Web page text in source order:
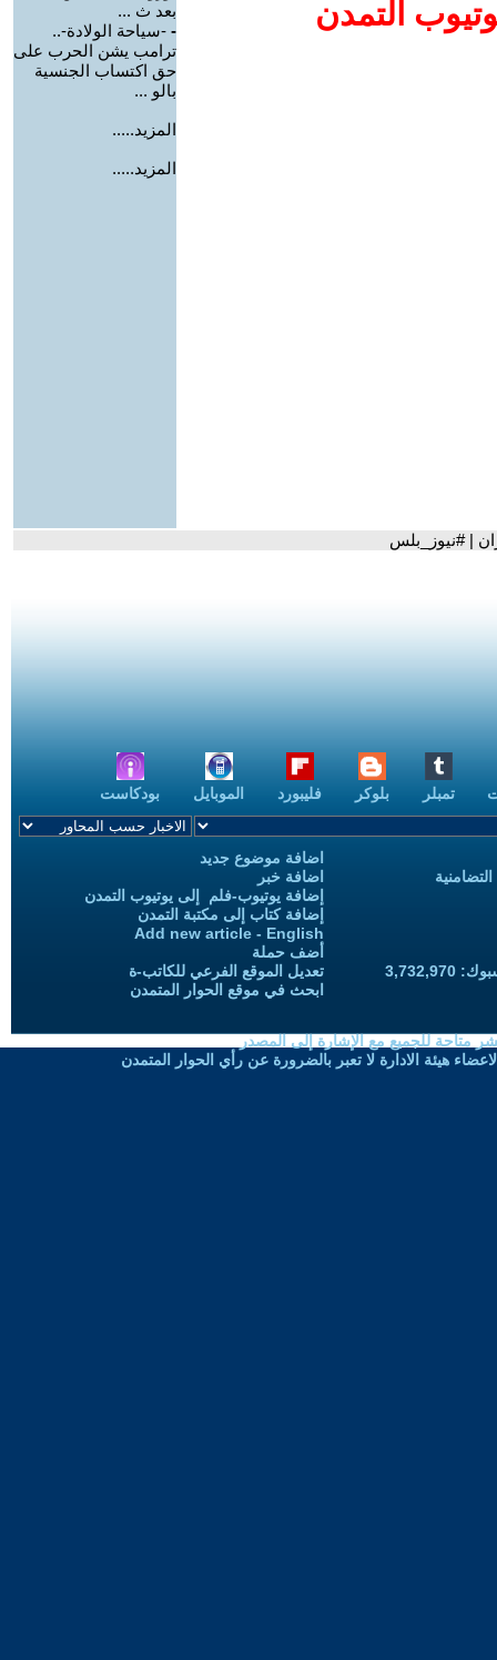
التمدن
بعد ث ...
- -سياحة الولادة-..
ترامب يشن الحرب على
حق اكتساب الجنسية
بالو ...
المزيد.....
المزيد.....
| #نيوز_بلس
تمبلر بلوكر فليبورد الموبايل بودكاست
اضافة موضوع جديد
اضافة خبر
إضافة يوتيوب-فلم إلى يوتيوب التمدن
إضافة كتاب إلى مكتبة التمدن
Add new article - English
أضف حملة
تعديل الموقع الفرعي للكاتب-ة
ابحث في موقع الحوار المتمدن
متاحة للجميع مع الإشارة إلى المصدر
هيئة الادارة لا تعبر بالضرورة عن رأي الحوار المتمدن